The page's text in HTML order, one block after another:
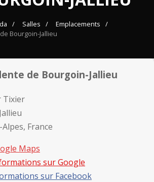
Salles
Emplacements
Bourgoin-Jallieu
de Bourgoin-Jallieu
Tixier
France
Maps
sur Google
sur Facebook